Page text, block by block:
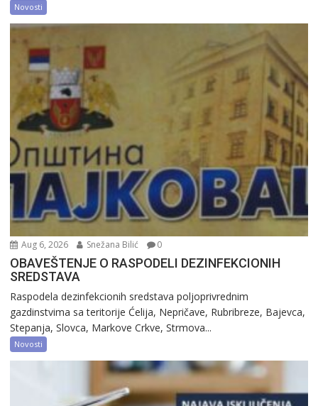
Novosti
Aug 6, 2026 Snežana Bilić 0
OBAVEŠTENJE O RASPODELI DEZINFEKCIONIH
SREDSTAVA
Raspodela dezinfekcionih sredstava poljoprivrednim
gazdinstvima sa teritorije Ćelija, Nepričave, Rubribreze, Bajevca,
Stepanja, Slovca, Markove Crkve, Strmova...
Novosti